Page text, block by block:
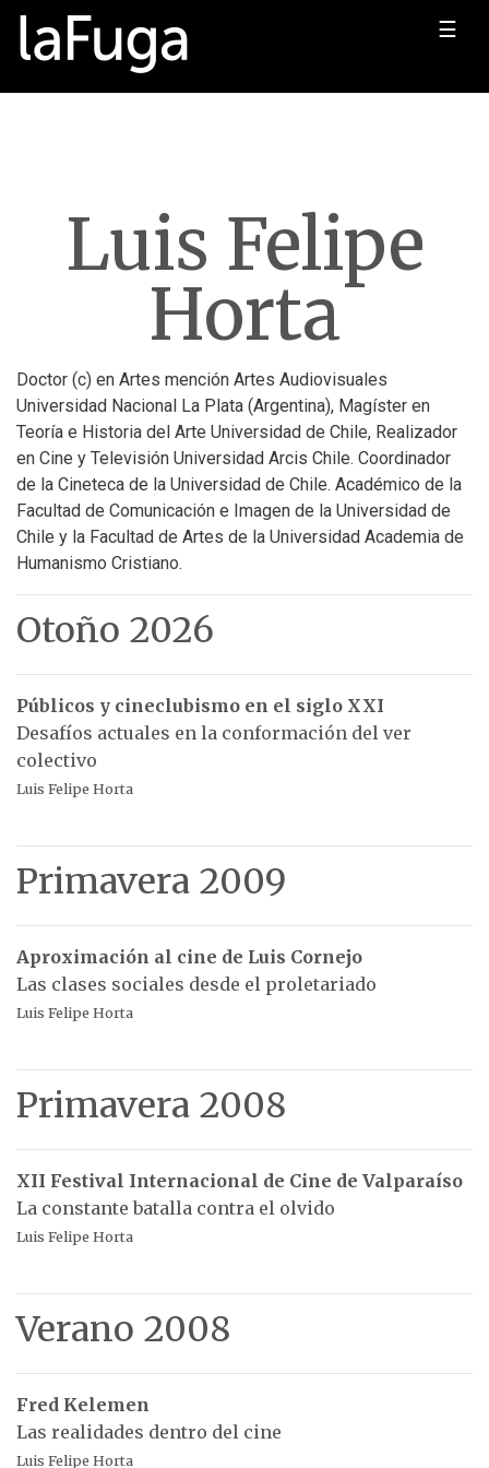
☰
Luis Felipe
Horta
Doctor (c) en Artes mención Artes Audiovisuales
Universidad Nacional La Plata (Argentina), Magíster en
Teoría e Historia del Arte Universidad de Chile, Realizador
en Cine y Televisión Universidad Arcis Chile. Coordinador
de la Cineteca de la Universidad de Chile. Académico de la
Facultad de Comunicación e Imagen de la Universidad de
Chile y la Facultad de Artes de la Universidad Academia de
Humanismo Cristiano.
Otoño 2026
Públicos y cineclubismo en el siglo XXI
Desafíos actuales en la conformación del ver
colectivo
Luis Felipe Horta
Primavera 2009
Aproximación al cine de Luis Cornejo
Las clases sociales desde el proletariado
Luis Felipe Horta
Primavera 2008
XII Festival Internacional de Cine de Valparaíso
La constante batalla contra el olvido
Luis Felipe Horta
Verano 2008
Fred Kelemen
Las realidades dentro del cine
Luis Felipe Horta